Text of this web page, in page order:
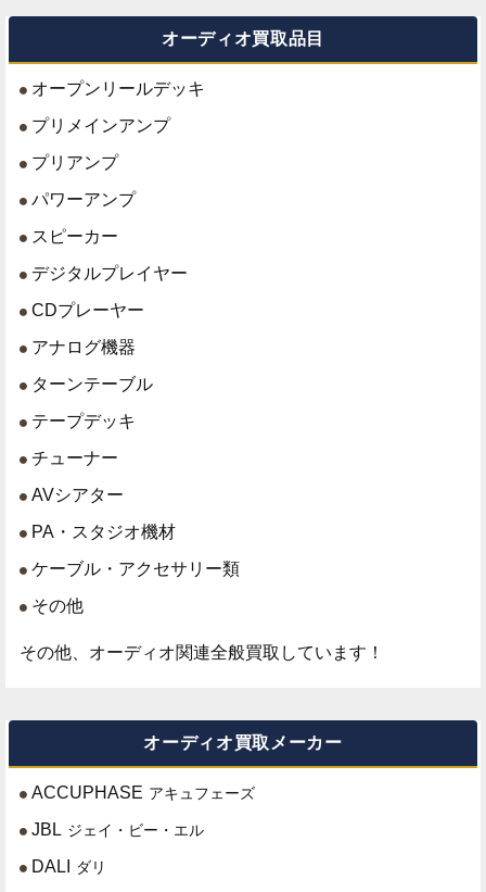
オーディオ買取品目
オープンリールデッキ
プリメインアンプ
プリアンプ
パワーアンプ
スピーカー
デジタルプレイヤー
CDプレーヤー
アナログ機器
ターンテーブル
テープデッキ
チューナー
AVシアター
PA・スタジオ機材
ケーブル・アクセサリー類
その他
その他、オーディオ関連全般買取しています！
オーディオ買取メーカー
ACCUPHASE アキュフェーズ
JBL ジェイ・ビー・エル
DALI ダリ